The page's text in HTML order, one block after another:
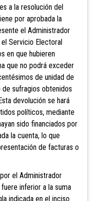
a la resolución del
por aprobada la
el Administrador
Servicio Electoral
en que hubieren
que no podrá exceder
de unidad de
sufragios obtenidos
devolución se hará
políticos, mediante
sido financiados por
la cuenta, lo que
de facturas o
el Administrador
inferior a la suma
indicada en el inciso